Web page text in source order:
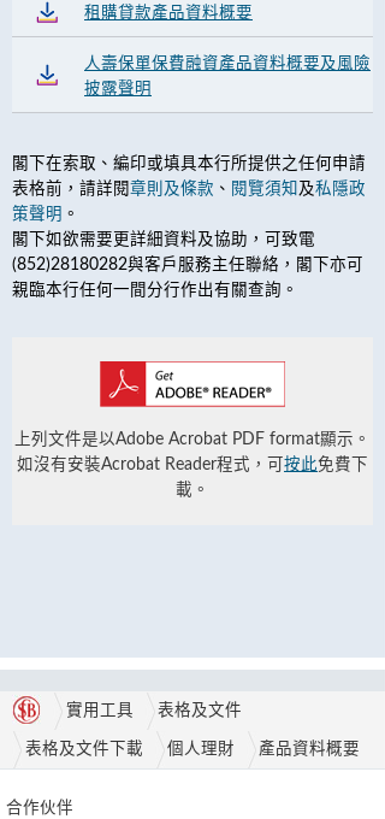
租購貸款產品資料概要
人壽保單保費融資產品資料概要及風險
披露聲明
閣下在索取、編印或填具本行所提供之任何申請
表格前，請詳閱章則及條款 、 閱覽須知 及私隱政
策聲明 。
閣下如欲需要更詳細資料及協助，可致電
(852)28180282與客戶服務主任聯絡，閣下亦可
親臨本行任何一間分行作出有關查詢。
上列文件是以Adobe Acrobat PDF format顯示。
如沒有安裝Acrobat Reader程式，可 按此免費下
載。
實用工具 表格及文件
表格及文件下載 個人理財 產品資料概要
合作伙伴